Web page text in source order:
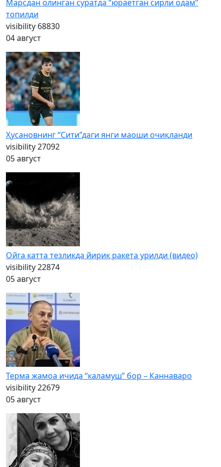
Марсдан олинган суратда “юраётган сирли одам”
топилди
visibility 68830
04 август
Ҳусановнинг “Сити”даги янги маоши очиқланди
visibility27092
05 август
Ойга катта тезликда йирик ракета урилди (видео)
visibility22874
05 август
Терма жамоа ичида “каламуш” бор – Каннаваро
visibility22679
05 август